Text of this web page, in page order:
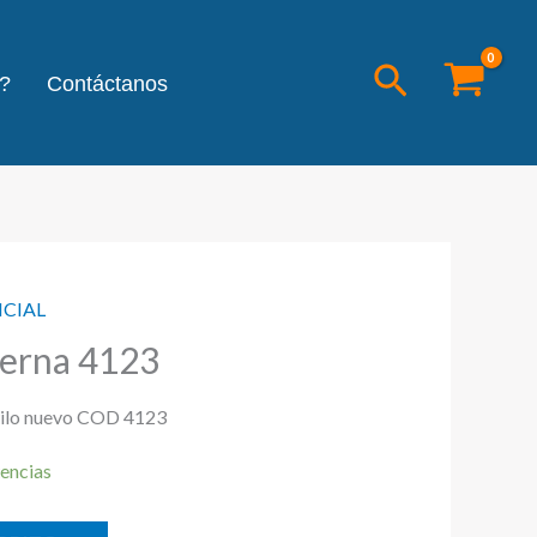
Contáctanos Buscar
4123
nuevo COD 4123